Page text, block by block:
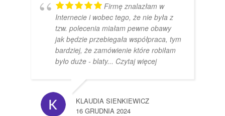
Firmę znalazłam w
Internecie i wobec tego, że nie była z
tzw. polecenia miałam pewne obawy
jak będzie przebiegała współpraca, tym
bardziej, że zamówienie które robiłam
było duże - blaty... Czytaj więcej
KLAUDIA SIENKIEWICZ
16 GRUDNIA 2024